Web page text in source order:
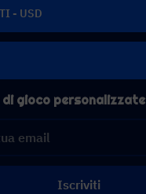
- USD
gioco personalizzate
Iscriviti